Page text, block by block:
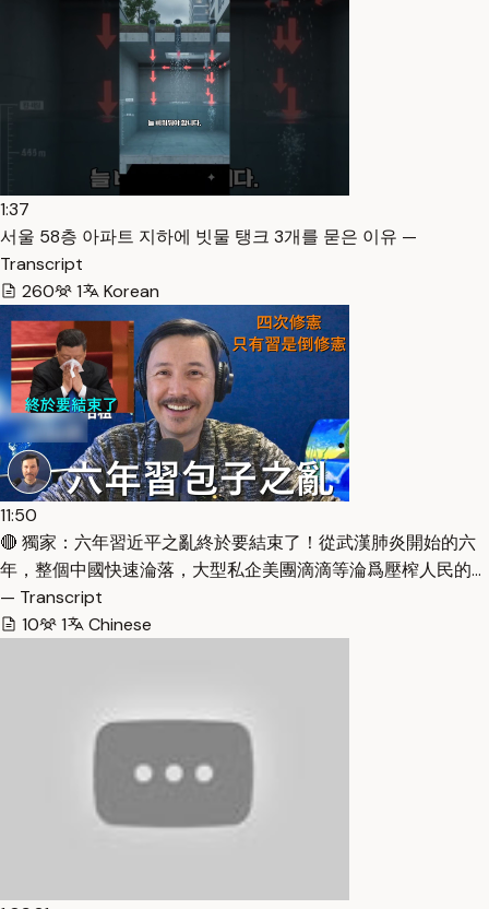
1:37
서울 58층 아파트 지하에 빗물 탱크 3개를 묻은 이유 —
Transcript
260
1 Korean
11:50
🔴 獨家：六年習近平之亂終於要結束了！從武漢肺炎開始的六
年，整個中國快速淪落，大型私企美團滴滴等淪爲壓榨人民的…
— Transcript
10
1 Chinese